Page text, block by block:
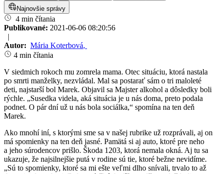
Najnovšie správy
4 min čítania
Publikované: 2021-06-06 08:20:56
|
Autor: Mária Koterbová,
4 min čítania
V siedmich rokoch mu zomrela mama. Otec situáciu, ktorá nastala
po smrti manželky, nezvládal. Mal sa postarať sám o tri maloleté
deti, najstarší bol Marek. Objavil sa Majster alkohol a dôsledky boli
rýchle. „Susedka videla, aká situácia je u nás doma, preto podala
podnet. O pár dní už u nás bola sociálka,“ spomína na ten deň
Marek.
Ako mnohí iní, s ktorými sme sa v našej rubrike už rozprávali, aj on
má spomienky na ten deň jasné. Pamätá si aj auto, ktoré pre neho
a jeho súrodencov prišlo. Škoda 1203, ktorá nemala okná. Aj tu sa
ukazuje, že najsilnejšie putá v rodine sú tie, ktoré bežne nevidíme.
„Sú to spomienky, ktoré sa mi ešte veľmi dlho snívali, trvalo to až